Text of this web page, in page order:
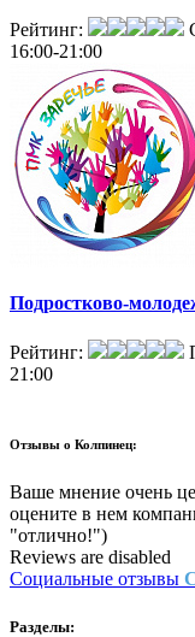
Рейтинг:
16:00-21:00
Подростково-
Рейтинг:
21:00
Отзывы о Колпинец:
Ваше мнение очень
оцените в нем
"отлично!")
Reviews are disabled
Социальные отзывы
Разделы: